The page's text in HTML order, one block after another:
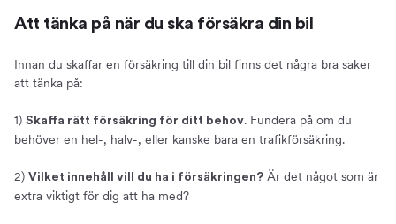
Att tänka på när du ska försäkra din bil
Innan du skaffar en försäkring till din bil finns det några bra saker
att tänka på:
1) Skaffa rätt försäkring för ditt behov. Fundera på om du
behöver en hel-, halv-, eller kanske bara en trafikförsäkring.
2) Vilket innehåll vill du ha i försäkringen? Är det något som är
extra viktigt för dig att ha med?